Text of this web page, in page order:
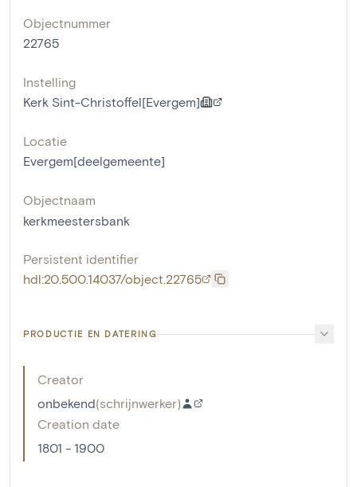
Objectnummer
22765
Instelling
Kerk Sint-Christoffel[Evergem]
Locatie
Evergem[deelgemeente]
Objectnaam
kerkmeestersbank
Persistent identifier
hdl:20.500.14037/object.22765
PRODUCTIE EN DATERING
Creator
onbekend(schrijnwerker)
Creation date
1801 - 1900